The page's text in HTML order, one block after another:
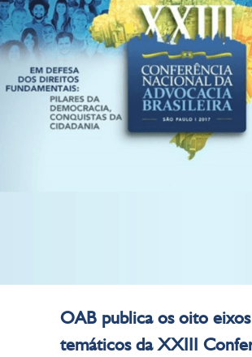
OAB publica os oito eixos
temáticos da XXIII